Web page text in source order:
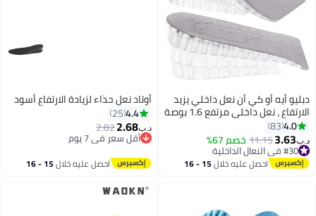
أيه أو كي أن نعل داخلي يزيد
الارتفاع ، نعل داخلي مرتفع 1.6 بوصة
، وسادة رفع كعب ممتصة
نصف ملحقة للرجال ،
ارتداؤها في الجوارب ، نعل
مريح ومسامي لزيادة الارتفاع
4.0
83
3.63
11.15خصم 67%
#30 في النعال الداخلية
#30 في النعال الداخلية احصل عليه خلال 15 - 16
أوتاد نعل حذاء لزيادة الارتفاع أسود
4.4
25
د.ب‏2.68
2.82
أقل سعر في 7 يوم
احصل عليه خلال 15 - 16